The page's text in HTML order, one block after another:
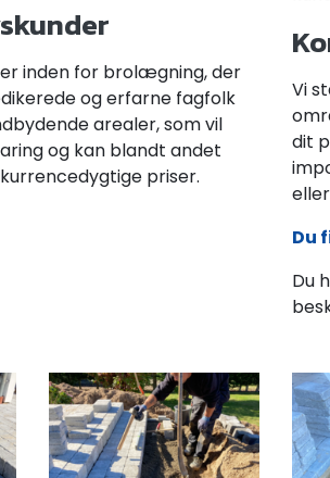
inden for brolægning, der
og erfarne fagfolk
arealer, som vil
og kan blandt andet
priser.
Vi
dit
Du
Du